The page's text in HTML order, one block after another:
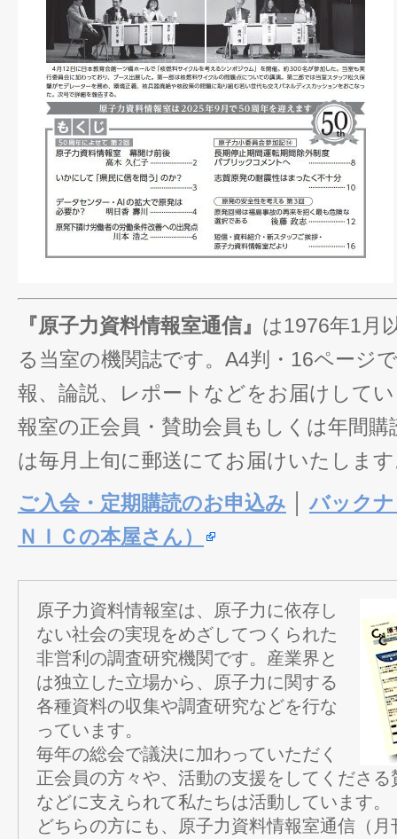
『原子力資料情報室通信』 は1976年1月
る当室の機関誌です。A4判・16ページ
報、論説、レポートなどをお届けして
報室の正会員・賛助会員もしくは年間
は毎月上旬に郵送にてお届けいたしま
ご入会・定期購読のお申込み
バック
ＮＩＣの本屋さん）
原子力資料情報室は、原子力に依存し
ない社会の実現をめざしてつくられた
非営利の調査研究機関です。産業界と
は独立した立場から、原子力に関する
各種資料の収集や調査研究などを行な
っています。
毎年の総会で議決に加わっていただく
正会員の方々や、活動の支援をしてくださ
などに支えられて私たちは活動しています。
どちらの方にも、原子力資料情報室通信（